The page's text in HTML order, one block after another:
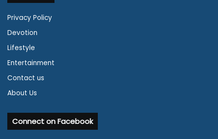
Privacy Policy
Devotion
Lifestyle
Entertainment
Contact us
About Us
Connect on Facebook